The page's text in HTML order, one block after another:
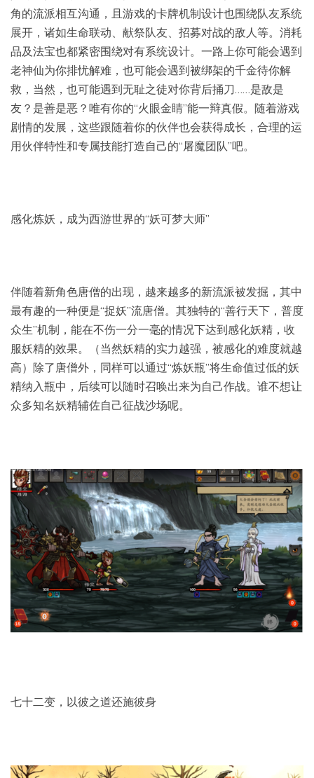
角的流派相互沟通，且游戏的卡牌机制设计也围绕队友系统
展开，诸如生命联动、献祭队友、招募对战的敌人等。消耗
品及法宝也都紧密围绕对有系统设计。一路上你可能会遇到
老神仙为你排忧解难，也可能会遇到被绑架的千金待你解
救，当然，也可能遇到无耻之徒对你背后捅刀……是敌是
友？是善是恶？唯有你的“火眼金睛”能一辩真假。随着游戏
剧情的发展，这些跟随着你的伙伴也会获得成长，合理的运
用伙伴特性和专属技能打造自己的“屠魔团队”吧。
感化炼妖，成为西游世界的“妖可梦大师”
伴随着新角色唐僧的出现，越来越多的新流派被发掘，其中
最有趣的一种便是“捉妖”流唐僧。其独特的“善行天下，普度
众生”机制，能在不伤一分一毫的情况下达到感化妖精，收
服妖精的效果。（当然妖精的实力越强，被感化的难度就越
高）除了唐僧外，同样可以通过“炼妖瓶”将生命值过低的妖
精纳入瓶中，后续可以随时召唤出来为自己作战。谁不想让
众多知名妖精辅佐自己征战沙场呢。
七十二变，以彼之道还施彼身